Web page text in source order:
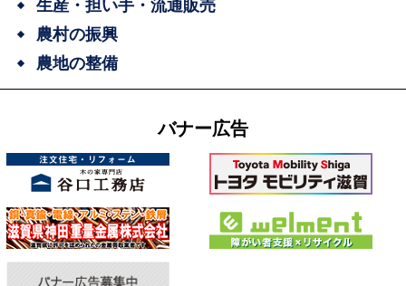
生産・担い手・流通販売
農村の振興
農地の整備
バナー広告